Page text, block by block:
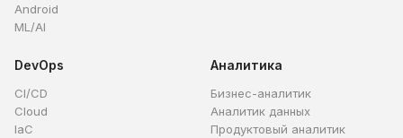
Android
ML/AI
DevOps
CI/CD
Cloud
IaC
Аналитика
Бизнес-аналитик
Аналитик данных
Продуктовый аналитик